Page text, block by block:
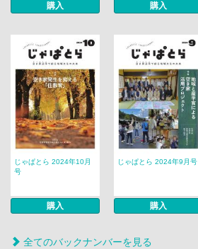
購入 購入
じゃぱとら 2024年10月
号
購入
じゃぱとら 2024年9月号
購入
全てのバックナンバーを見る